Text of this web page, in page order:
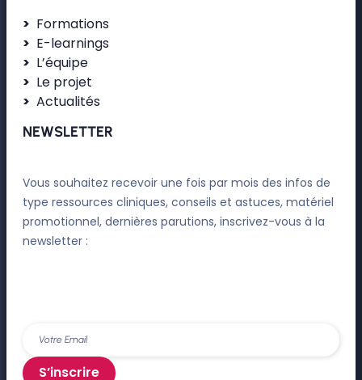
Formations
E-learnings
L’équipe
Le projet
Actualités
NEWSLETTER
Vous souhaitez recevoir une fois par mois des infos de
type ressources cliniques, conseils et astuces, matériel
promotionnel, dernières parutions, inscrivez-vous à la
newsletter :
S’inscrire